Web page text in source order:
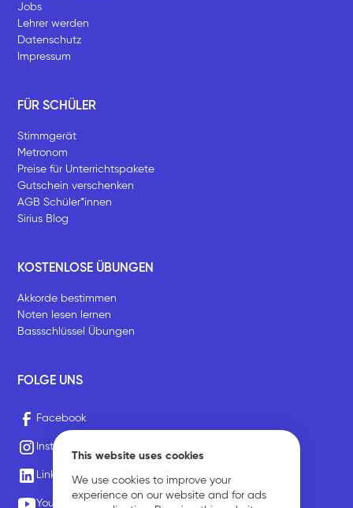
This website uses cookies
We use cookies to improve your
experience on our website and for ads
Jobs
Lehrer werden
Datenschutz
Impressum
FÜR SCHÜLER
Stimmgerät
Metronom
Preise für Unterrichtspakete
Gutschein verschenken
AGB Schüler*innen
Sirius Blog
KOSTENLOSE ÜBUNGEN
Akkorde bestimmen
Noten lesen lernen
Bassschlüssel Übungen
FOLGE UNS
Facebook
Instagram
LinkedIn
Youtube